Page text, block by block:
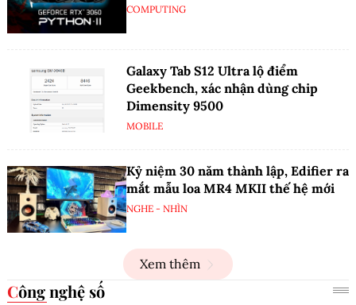
COMPUTING
Galaxy Tab S12 Ultra lộ điểm
Geekbench, xác nhận dùng chip
Dimensity 9500
MOBILE
Kỷ niệm 30 năm thành lập, Edifier ra
mắt mẫu loa MR4 MKII thế hệ mới
NGHE - NHÌN
Xem thêm
Công nghệ số